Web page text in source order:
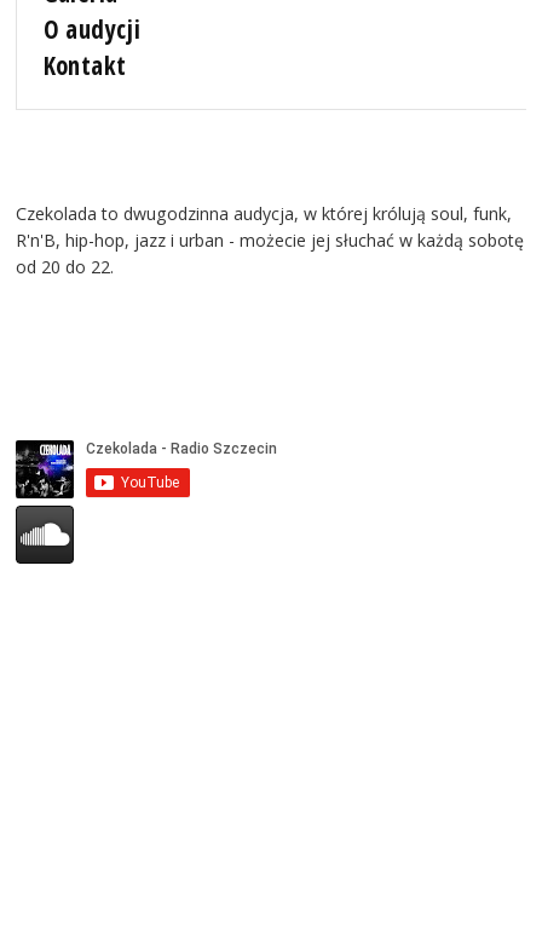
O audycji
Kontakt
Czekolada to dwugodzinna audycja, w której królują soul, funk,
R'n'B, hip-hop, jazz i urban - możecie jej słuchać w każdą sobotę
od 20 do 22.